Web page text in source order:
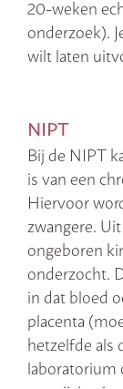
20-weken
onderzoek).
wilt laten
NIPT
Bij de NIPT
is van een
Hiervoor
zwangere.
ongeboren
onderzocht.
in dat bloed
placenta
hetzelfde als
laboratorium